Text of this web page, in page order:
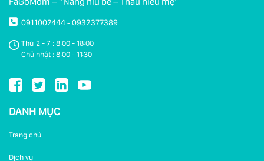
0911002444 - 0932377389
Thứ 2 - 7 : 8:00 - 18:00
Chủ nhật : 8:00 - 11:30
DANH MỤC
Trang chủ
Dịch vụ